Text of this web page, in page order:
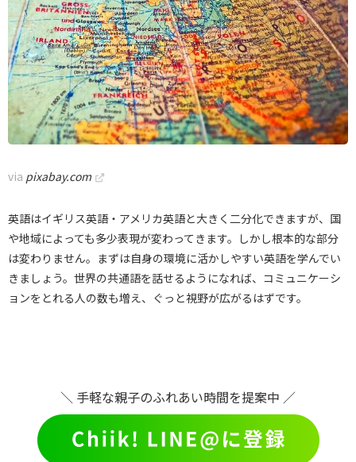
via pixabay.com
英語はイギリス英語・アメリカ英語と大きく二分化できますが、国
や地域によっても多少表現が変わってきます。しかし根本的な部分
は変わりません。まずは自身の環境に活かしやすい英語を学んでい
きましょう。世界の共通語を話せるようになれば、コミュニケーシ
ョンをとれる人の数も増え、ぐっと視野が広がるはずです。
＼ 手軽な親子のふれあい時間を提案中 ／